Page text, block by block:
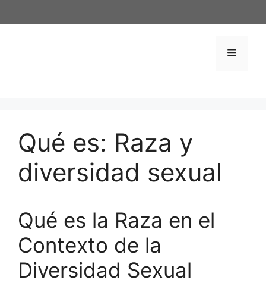
al
Menú
Qué es: Raza y
diversidad sexual
Qué es la Raza en el
Contexto de la
Diversidad Sexual